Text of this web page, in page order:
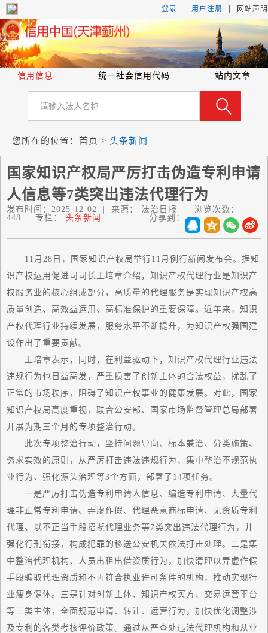
登录 用户注册 网站声明
信用信息 统一社会信用代码 站内文章
您所在的位置： 首页 > 头条新闻
国家知识产权局严厉打击伪造专利申请
人信息等7类突出违法代理行为
发布时间： 2025-12-02 来源： 法治日报
浏览次数：
448
专栏： 头条新闻 分享到：
11月28日， 国家知识产权局举行11月例行新闻发布会。据知
识产权运用促进司司长王培章介绍，知识产权代理行业是知识产
权服务业的核心组成部分，高质量的代理服务是实现知识产权高
质量创造、 高效益运用、高标准保护的重要保障。近年来，知识
产权代理行业持续发展，服务水平不断提升，为知识产权强国建
设作出了重要贡献。
王培章表示，同时，在利益驱动下，知识产权代理行业违法
违规行为也日益高发，严重损害了创新主体的合法权益，扰乱了
正常的市场秩序，阻碍了知识产权事业的健康发展。对此，
国家
知识产权局高度重视，联合公安部、
国家市场监督管理总局部署
开展为期三个月的专项整治行动。
此次专项整治行动，坚持问题导向、标本兼治、分类施策、
务求实效的原则，从严厉打击违法违规行为、集中整治不规范执
业行为、强化源头治理等3个方面，部署了14项任务。
一是严厉打击伪造专利申请人信息、编造专利申请、大量代
理非正常专利申请、弄虚作假、代理恶意商标申请、无资质专利
代理、以不正当手段招揽代理业务等7类突出违法代理行为，并
强化行刑衔接，构成犯罪的移送公安机关依法打击处理。二是集
中整治代理机构、人员出租出借资质行为，加快清理以弄虚作假
手段骗取代理资质和不再符合执业许可条件的机构，推动实现行
业瘦身健体。三是针对创新主体、知识产权买方、交易运营平台
等三类主体，全面规范申请、转让、运营行为，加快优化调整涉
及专利的各类考核评价政策。通过从严查处违法代理机构和从业